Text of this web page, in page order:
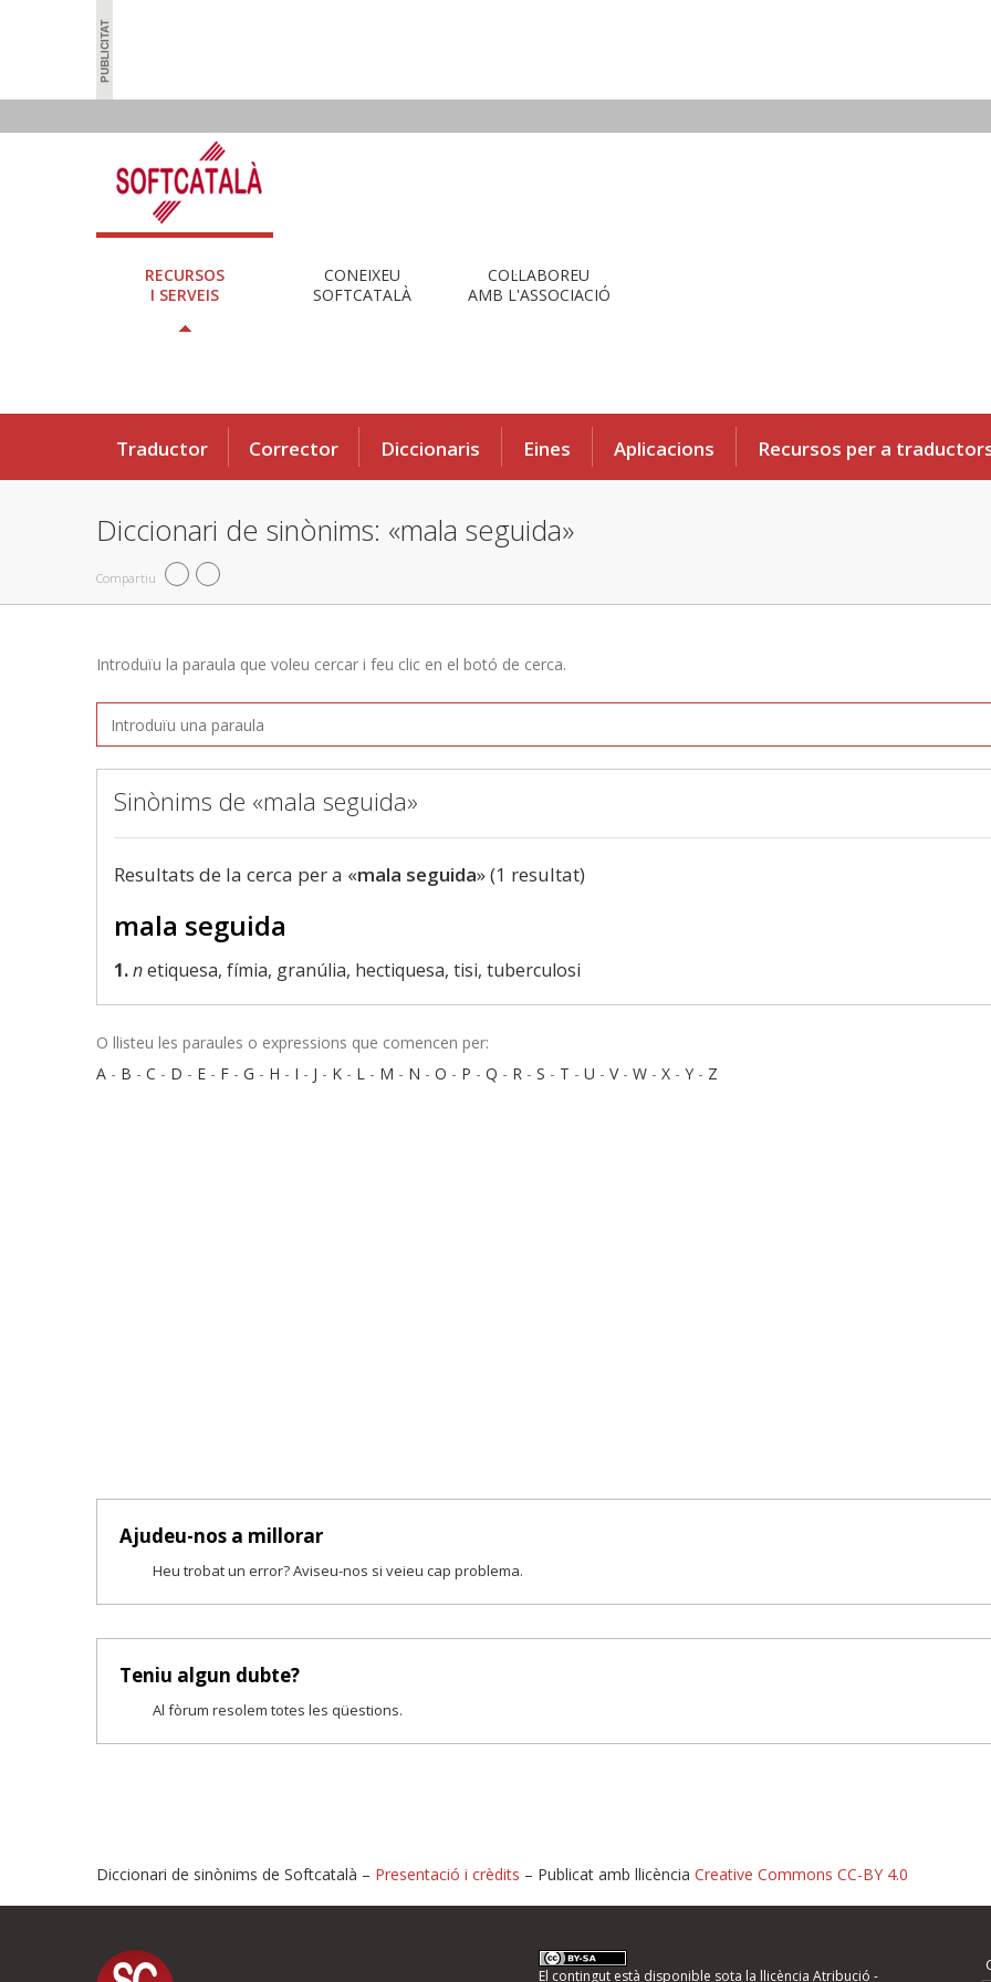
RECURSOS
I SERVEIS
CONEIXEU
SOFTCATALÀ
COL·LABOREU
AMB L'ASSOCIACIÓ
Traductor Corrector Diccionaris Eines Aplicacions Recursos per a
Diccionari de sinònims: «mala seguida»
Compartiu
Introduïu la paraula que voleu cercar i feu clic en el botó de cerca.
Sinònims de «mala seguida»
Resultats de la cerca per a «mala seguida» (1 resultat)
mala seguida
1.netiquesa, fímia, granúlia, hectiquesa, tisi, tuberculosi
O llisteu les paraules o expressions que comencen per:
A - B - C - D - E - F - G - H - I - J - K - L - M - N - O - P - Q - R - S - T - U - V- W - X - Y - Z
Ajudeu-nos a millorar
Heu trobat un error? Aviseu-nos si veieu cap problema.
Teniu algun dubte?
Al fòrum resolem totes les qüestions.
Proposeu-nos millores o informeu d'errors
Diccionari de sinònims de Softcatalà – Presentació i crèdits – Publicat amb llicència Creative Commons CC-BY 4.0
El contingut està disponible sota la llicència Atribució -